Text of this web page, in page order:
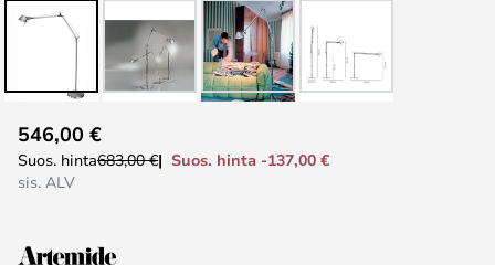
to
the
the
546,00 €
Suos. hinta683,00 €
Suos. hinta -137,00 €
sis. ALV